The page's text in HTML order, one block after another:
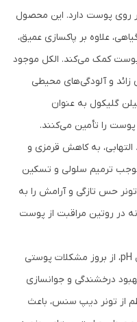
روی پوست دارد. این محصول
علاوه بر پاکسازی عمیق،
کمک می‌کند. الکل موجود
و آلودگی‌های محیطی
گلیکول به عنوان
را تأمین می‌کنند.
به کاهش قرمزی و
موجب ترمیم سلولی و تسکین
حس تازگی و آرامش را به
در روتین مراقبت از پوست
علاوه بر این، این محصول با تنظیم تعادل pH، از بروز مشکلات پوستی
درخشندگی و جوانسازی
از تونر دیپ سنس، باعث